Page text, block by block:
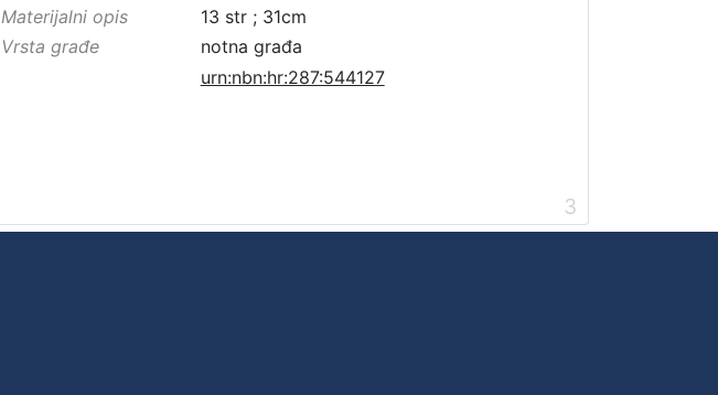
Materijalni opis
13 str ; 31cm
Vrsta građe
notna građa
urn:nbn:hr:287:544127
3